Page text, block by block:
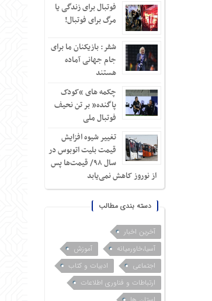
فوتبال برای زندگی یا
مرگ برای فوتبال!
شفر: بازیکنان ما برای
جام جهانی آماده
هستند
چکمه های “کودک
پاگنده” بر تن نحیف
فوتبال ملی
تغییر شیوه افزایش
قیمت بلیت اتوبوس در
سال ۹۸/ قیمت‌ها پس
از نوروز کاهش نمی‌یابد
دسته بندی مطالب
آخرین اخبار
آسیا،خاورمیانه
آموزش
اجتماعی
ادبیات و کتاب
ارتباطات و فناوری اطلاعات